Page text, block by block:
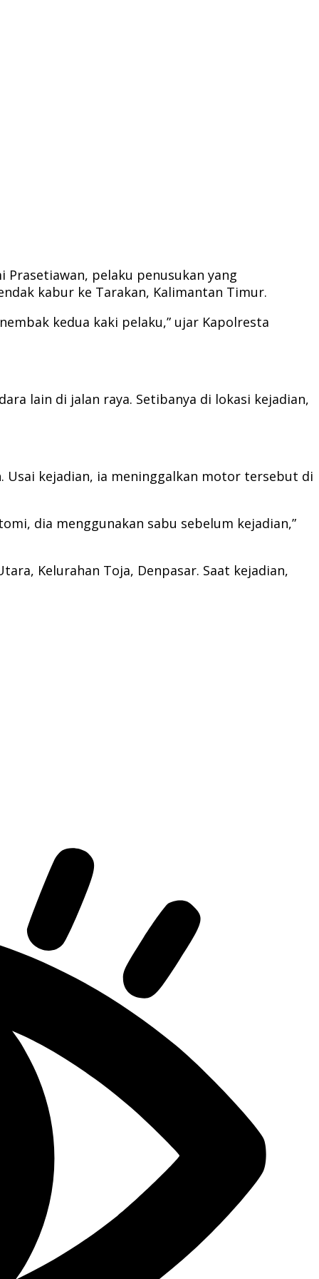
pelaku penusukan yang
kabur ke Tarakan, Kalimantan Timur.
kedua kaki pelaku,” ujar Kapolresta
lain di jalan raya. Setibanya di lokasi kejadian,
Usai kejadian, ia meninggalkan motor tersebut di
dia menggunakan sabu sebelum kejadian,”
Kelurahan Toja, Denpasar. Saat kejadian,